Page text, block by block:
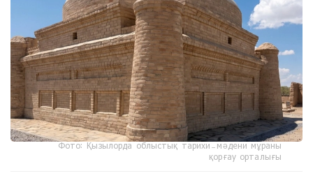
Фото: Қызылорда облыстық тарихи-мәдени мұраны
қорғау орталығы